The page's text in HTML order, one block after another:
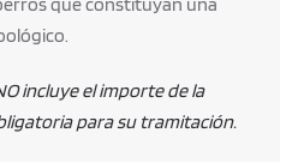
incluye el importe de la
para su tramitación.